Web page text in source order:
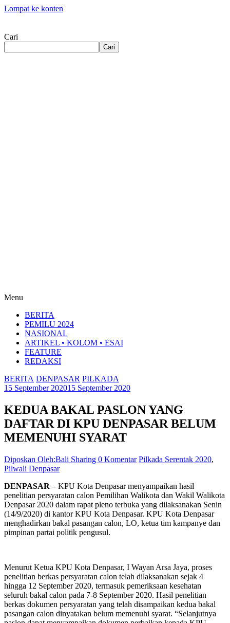
Lompat ke konten
Cari
Cari
Menu
BERITA
PEMILU 2024
NASIONAL
ARTIKEL • KOLOM • ESAI
FEATURE
REDAKSI
BERITA DENPASAR PILKADA
15 September 202015 September 2020
KEDUA BAKAL PASLON YANG
DAFTAR DI KPU DENPASAR BELUM
MEMENUHI SYARAT
Diposkan Oleh:Bali Sharing 0 Komentar Pilkada Serentak 2020,
Pilwali Denpasar
DENPASAR – KPU Kota Denpasar menyampaikan hasil
penelitian persyaratan calon Pemilihan Walikota dan Wakil Walikota
Denpasar 2020 dalam rapat pleno terbuka yang dilaksanakan Senin
(14/9/2020) di kantor KPU Kota Denpasar. KPU Kota Denpasar
menghadirkan bakal pasangan calon, LO, ketua tim kampanye dan
pimpinan partai politik pengusul.
Menurut Ketua KPU Kota Denpasar, I Wayan Arsa Jaya, proses
penelitian berkas persyaratan calon telah dilaksanakan sejak 4
hingga 12 September 2020, termasuk pemeriksaan kesehatan
seluruh bakal calon pada 7-8 September 2020. Hasil penelitian
berkas dokumen persyaratan yang telah disampaikan kedua bakal
pasangan calon dinyatakan belum memenuhi syarat. “Selanjutnya